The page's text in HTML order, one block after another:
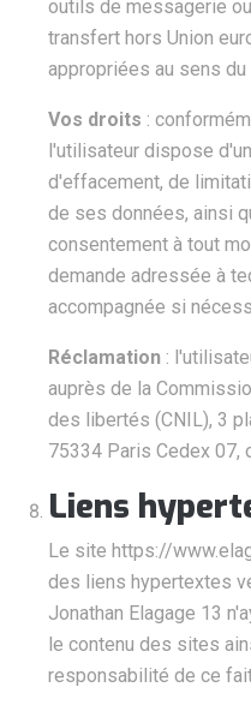
outils de messagerie
transfert hors Union
appropriées au sens du
Vos droits :
l'utilisateur dispose
d'effacement, de
de ses données, ainsi
consentement à tout
demande adressée à
accompagnée si
Réclamation :
auprès de la
des libertés (CNIL), 3
75334 Paris Cedex 07,
Liens
Le site https://
des liens hypertextes
Jonathan Elagage 13
le contenu des sites
responsabilité de ce